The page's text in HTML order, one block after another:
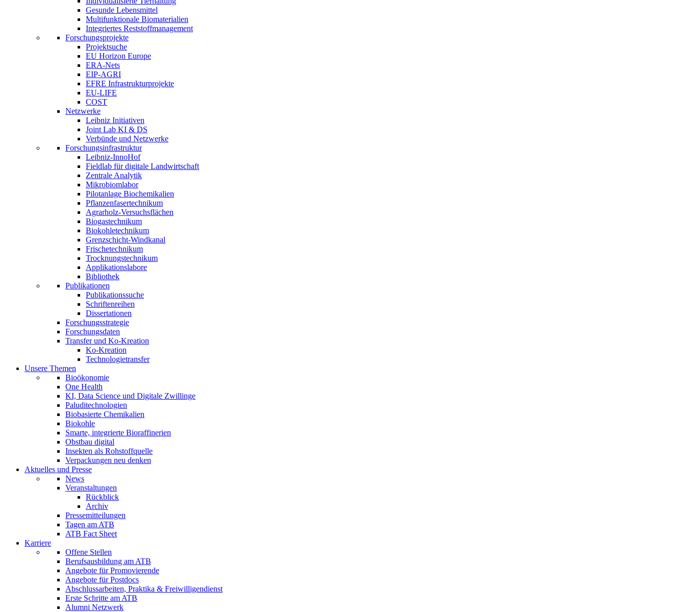
Gesunde Lebensmittel
Multifunktionale Biomaterialien
Integriertes Reststoffmanagement
Forschungsprojekte
Projektsuche
EU Horizon Europe
ERA-Nets
EIP-AGRI
EFRE Infrastrukturprojekte
EU-LIFE
COST
Netzwerke
Leibniz Initiativen
Joint Lab KI & DS
Verbünde und Netzwerke
Forschungsinfrastruktur
Leibniz-InnoHof
Fieldlab für digitale Landwirtschaft
Zentrale Analytik
Mikrobiomlabor
Pilotanlage Biochemikalien
Pflanzenfasertechnikum
Agrarholz-Versuchsflächen
Biogastechnikum
Biokohletechnikum
Grenzschicht-Windkanal
Frischetechnikum
Trocknungstechnikum
Applikationslabore
Bibliothek
Publikationen
Publikationssuche
Schriftenreihen
Dissertationen
Forschungsstrategie
Forschungsdaten
Transfer und Ko-Kreation
Ko-Kreation
Technologietransfer
Unsere Themen
Bioökonomie
One Health
KI, Data Science und Digitale Zwillinge
Paluditechnologien
Biobasierte Chemikalien
Biokohle
Smarte, integrierte Bioraffinerien
Obstbau digital
Insekten als Rohstoffquelle
Verpackungen neu denken
Aktuelles und Presse
News
Veranstaltungen
Rückblick
Archiv
Pressemitteilungen
Tagen am ATB
ATB Fact Sheet
Karriere
Offene Stellen
Berufsausbildung am ATB
Angebote für Promovierende
Angebote für Postdocs
Abschlussarbeiten, Praktika & Freiwilligendienst
Erste Schritte am ATB
Alumni Netzwerk